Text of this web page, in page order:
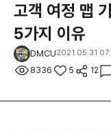
고객 여정 맵
5가지 이유
DMCU2021.05.31
8336 5 12